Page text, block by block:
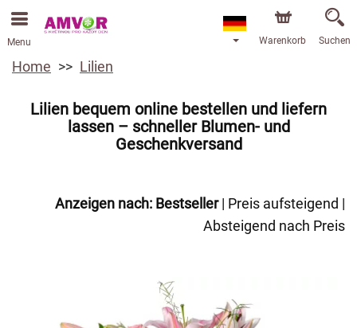
Menu Warenkorb Suchen
Home Lilien
Lilien bequem online bestellen und liefern
lassen – schneller Blumen- und
Geschenkversand
Anzeigen nach: Bestseller| Preis aufsteigend |
Absteigend nach Preis